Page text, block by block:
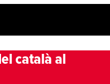
català al